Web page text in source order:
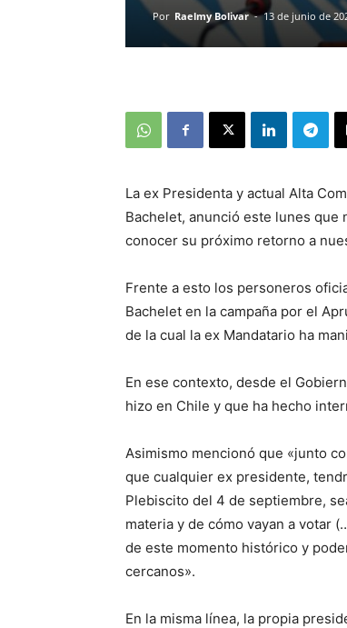
Por Raelmy Bolivar - 13 de junio de
La ex Presidenta y actual Alta
Bachelet, anunció este lunes que
conocer su próximo retorno a
Frente a esto los personeros
Bachelet en la campaña por el
de la cual la ex Mandatario ha
En ese contexto, desde el
hizo en Chile y que ha hecho
Asimismo mencionó que «junto
que cualquier ex presidente,
Plebiscito del 4 de septiembre,
materia y de cómo vayan a votar
de este momento histórico y
cercanos».
En la misma línea, la propia